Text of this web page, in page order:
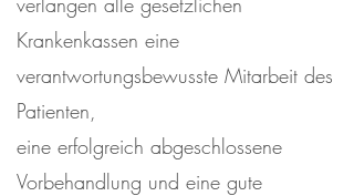
Krankenkassen eine
verantwortungsbewusste Mitarbeit des
Patienten,
eine erfolgreich abgeschlossene
Vorbehandlung und eine gute